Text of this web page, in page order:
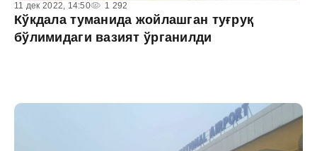
11 дек 2022, 14:50 1 292
Кўкдала туманида жойлашган туғруқ
бўлимидаги вазият ўрганилди